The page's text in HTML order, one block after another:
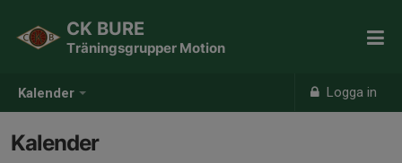
Kalender Logga in
CK BURE
Träningsgrupper Motion
Kalender